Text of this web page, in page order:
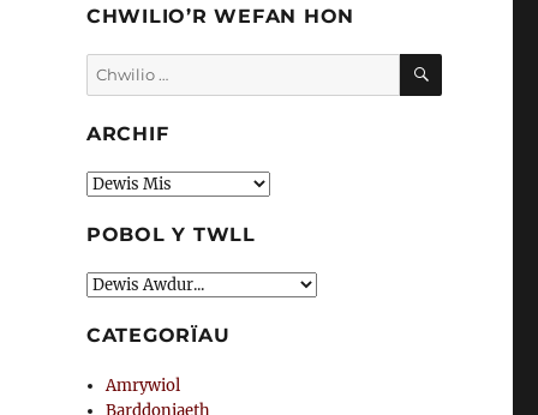
CHWILIO’R WEFAN HON
Chwilio
am:
CHWILIO
ARCHIF
Archif
POBOL Y TWLL
CATEGORÏAU
Amrywiol
Barddoniaeth